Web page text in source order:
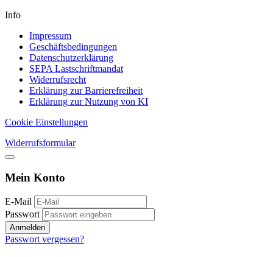
Info
Impressum
Geschäftsbedingungen
Datenschutzerklärung
SEPA Lastschriftmandat
Widerrufsrecht
Erklärung zur Barrierefreiheit
Erklärung zur Nutzung von KI
Cookie Einstellungen
Widerrufsformular
Mein Konto
E-Mail
Passwort
Anmelden
Passwort vergessen?